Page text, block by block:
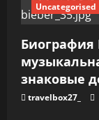
Uncategorised
Биография
знаковые
travelbox27_